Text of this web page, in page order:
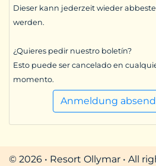
Dieser kann jederzeit wieder
werden.
¿Quieres pedir nuestro boletín?
Esto puede ser cancelado en
momento.
Anmeldung
© 2026 • Resort Ollymar • All